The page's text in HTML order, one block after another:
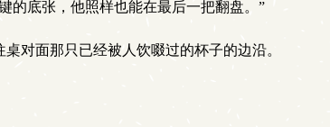
的底张，他照样也能在最后一把翻盘。”
对面那只已经被人饮啜过的杯子的边沿。